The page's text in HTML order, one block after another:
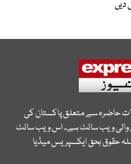
دیں
حاضرہ سے متعلق پاکستان کی
ویب سائٹ ہے۔ اس ویب سائٹ
حقوق بحق ایکسپریس میڈیا